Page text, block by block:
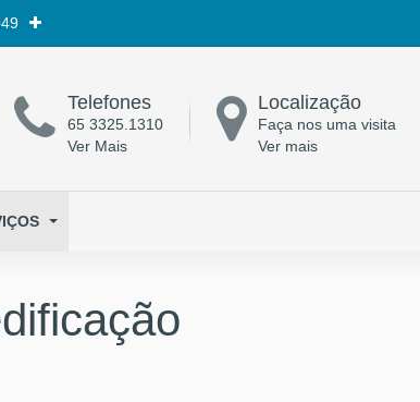
Telefones
65 3325.1310
Ver Mais
Localização
Faça nos uma visita
Ver mais